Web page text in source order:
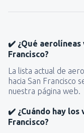
✔️ ¿Qué aerolíneas
Francisco?
La lista actual de
hacia San Francisco
nuestra página web.
✔️ ¿Cuándo hay los
Francisco?